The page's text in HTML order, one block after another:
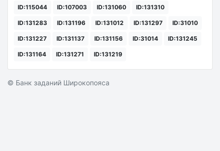
ID:115044 ID:107003 ID:131060 ID:131310
ID:131283 ID:131196 ID:131012 ID:131297 ID:31010
ID:131227 ID:131137 ID:131156 ID:31014 ID:131245
ID:131164 ID:131271 ID:131219
© Банк заданий Широкопояса